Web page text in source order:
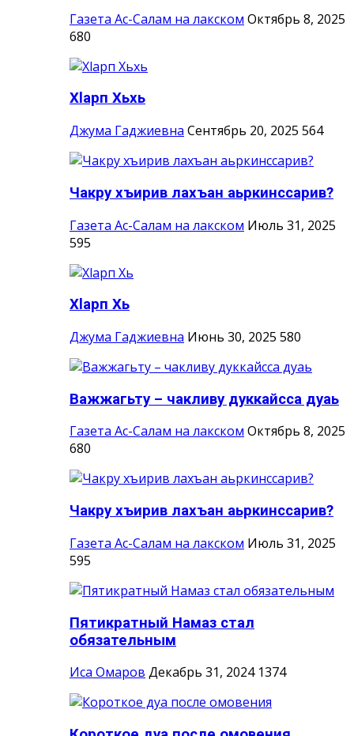
Газета Ас-Салам на лакском Октябрь 8, 2025
680
Хlарп Хьхь
Джума Гаджиевна Сентябрь 20, 2025 564
Чакру хъирив лахъан аьркинссарив?
Газета Ас-Салам на лакском Июль 31, 2025
595
Хlарп Хь
Джума Гаджиевна Июнь 30, 2025 580
Важжагьту – чакливу дуккайсса дуаь
Газета Ас-Салам на лакском Октябрь 8, 2025
680
Чакру хъирив лахъан аьркинссарив?
Газета Ас-Салам на лакском Июль 31, 2025
595
Пятикратный Намаз стал
обязательным
Иса Омаров Декабрь 31, 2024 1374